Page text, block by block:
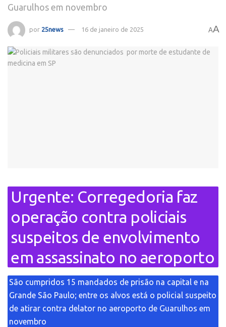
Guarulhos em novembro
por 25news 16 de janeiro de 2025 AA
Urgente: Corregedoria faz
operação contra policiais
suspeitos de envolvimento
em assassinato no aeroporto
São cumpridos 15 mandados de prisão na capital e na
Grande São Paulo; entre os alvos está o policial suspeito
de atirar contra delator no aeroporto de Guarulhos em
novembro